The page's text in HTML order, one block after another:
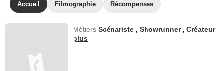
Accueil Filmographie Récompenses
MétiersScénariste ,Showrunner ,Créateur
plus